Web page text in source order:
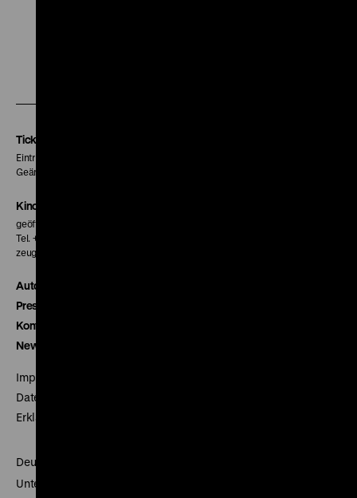
Tickets
Eintritt 5 €
Geänderte Preise sind im Programm vermerkt.
Kinokasse
geöffnet 30 Minuten vor Beginn der ersten Vorstellung
Tel. + 49 30 20304-770
zeughauskino@dhm.de
Autor*innen
Presse
Kontakt
Newsletter
Impressum
Datenschutz
Erklärung digitale Barrierefreiheit
Deutsches Historisches Museum
Unter den Linden 2